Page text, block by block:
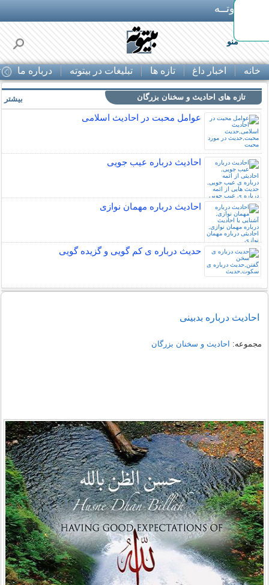
بـیتوتــه
منو
خانه اخبار داغ تازه ها تبلیغات در بیتوته درباره ما
تازه های احادیث و سخنان بزرگان
عوامل محبت در احادیث اسلامى
احادیث درباره عیب جویی
احادیث درباره مهمان نوازی
حدیث درباره ی کم گویی و گزیده گویی
بیشتر
احادیث درباره بدبینی
مجموعه: احادیث و سخنان بزرگان